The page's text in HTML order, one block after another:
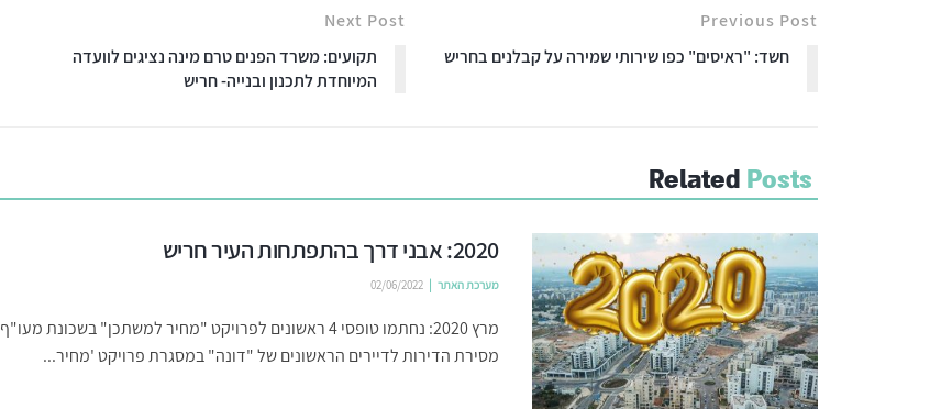
Previous Post
חשד: "ראיסים" כפו שירותי שמירה על קבלנים בחריש
Next Post
תקועים: משרד הפנים טרם מינה נציגים לוועדה
המיוחדת לתכנון ובנייה- חריש
Related Posts
2020: אבני דרך בהתפתחות העיר חריש
מערכת האתר 02/06/2022
מרץ 2020: נחתמו טופסי 4 ראשונים לפרויקט "מחיר למשתכן" בשכונת מעו"ף
מסירת הדירות לדיירים הראשונים של "דונה" במסגרת פרויקט 'מחיר...